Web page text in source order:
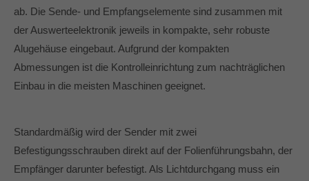
ab. Die Sende- und Empfangselemente sind zusammen mit
der Auswerteelektronik jeweils in kompakte, sehr robuste
Alugehäuse eingebaut. Aufgrund der kompakten
Abmessungen ist die Kontrolleinrichtung zum nachträglichen
Einbau in die meisten Maschinen geeignet.
Standardmäßig wird der Sender mit zwei
Befestigungsschrauben direkt auf der Folienführungsbahn, der
Empfänger darunter befestigt. Als Lichtdurchgang muss ein